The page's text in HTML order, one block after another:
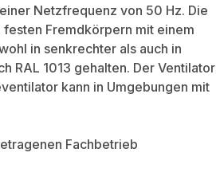
Netzfrequenz von 50 Hz. Die
Fremdkörpern mit einem
in senkrechter als auch in
RAL 1013 gehalten. Der Ventilator
kann in Umgebungen mit
Fachbetrieb